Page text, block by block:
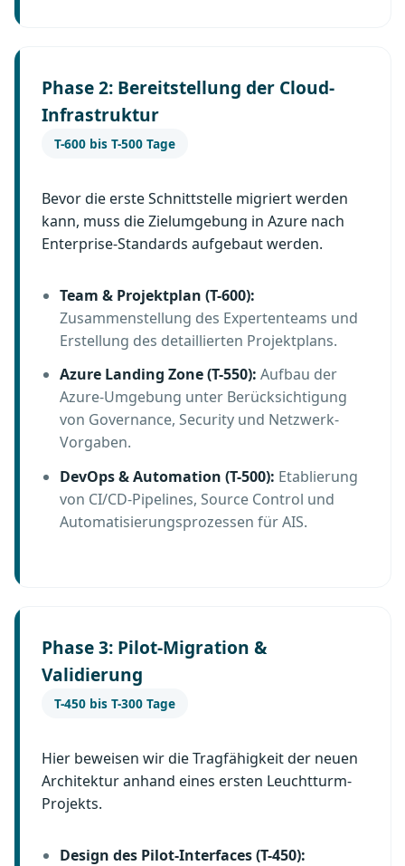
Phase 2: Bereitstellung der Cloud-
Infrastruktur
T-600 bis T-500 Tage
Bevor die erste Schnittstelle migriert werden
kann, muss die Zielumgebung in Azure nach
Enterprise-Standards aufgebaut werden.
Team & Projektplan (T-600):
Zusammenstellung des Expertenteams und
Erstellung des detaillierten Projektplans.
Azure Landing Zone (T-550): Aufbau der
Azure-Umgebung unter Berücksichtigung
von Governance, Security und Netzwerk-
Vorgaben.
DevOps & Automation (T-500): Etablierung
von CI/CD-Pipelines, Source Control und
Automatisierungsprozessen für AIS.
Phase 3: Pilot-Migration &
Validierung
T-450 bis T-300 Tage
Hier beweisen wir die Tragfähigkeit der neuen
Architektur anhand eines ersten Leuchtturm-
Projekts.
Design des Pilot-Interfaces (T-450):